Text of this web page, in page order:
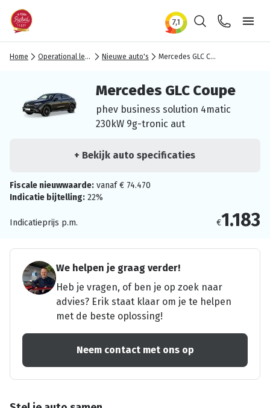
ZoekenContact
Home Operational lease Nieuwe auto's Mercedes GLC Coupe
Mercedes GLC Coupe
phev business solution 4matic
230kW 9g-tronic aut
+ Bekijk auto specificaties
Fiscale nieuwwaarde: vanaf € 74.470
Indicatie bijtelling: 22%
Indicatieprijs p.m. €1.183
We helpen je graag verder!
Heb je vragen, of ben je op zoek naar
advies? Erik staat klaar om je te helpen
met de beste oplossing!
Neem contact met ons op